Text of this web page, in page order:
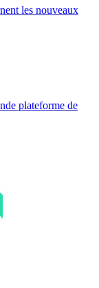
les nouveaux
plateforme de